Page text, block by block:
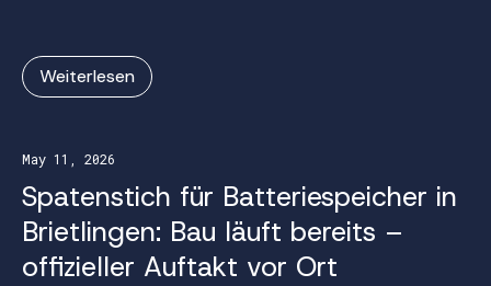
Weiterlesen
May 11, 2026
Spatenstich für Batteriespeicher in
Brietlingen: Bau läuft bereits –
offizieller Auftakt vor Ort